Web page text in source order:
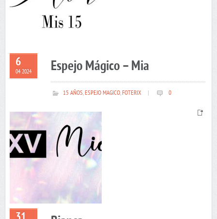
6
04 2024 Espejo Mágico – Mia
15 AÑOS,ESPEJO MAGICO,FOTERIX 0